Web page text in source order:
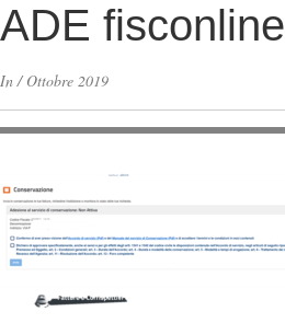
ADE fisconline
In/ Ottobre 2019